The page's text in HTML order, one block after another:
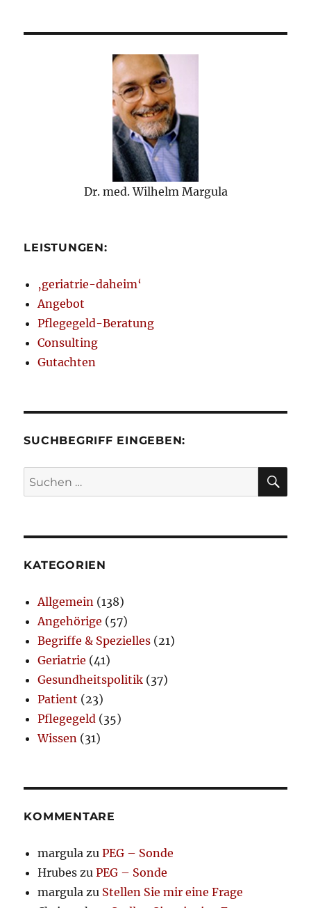
Dr. med. Wilhelm Margula
LEISTUNGEN:
‚geriatrie-daheim‘
Angebot
Pflegegeld-Beratung
Consulting
Gutachten
SUCHBEGRIFF EINGEBEN:
Suchen
nach:
KATEGORIEN
Allgemein (138)
Angehörige (57)
Begriffe & Spezielles (21)
Geriatrie (41)
Gesundheitspolitik (37)
Patient (23)
Pflegegeld (35)
Wissen (31)
KOMMENTARE
margula zuPEG – Sonde
Hrubes zuPEG – Sonde
margula zu Stellen Sie mir eine Frage